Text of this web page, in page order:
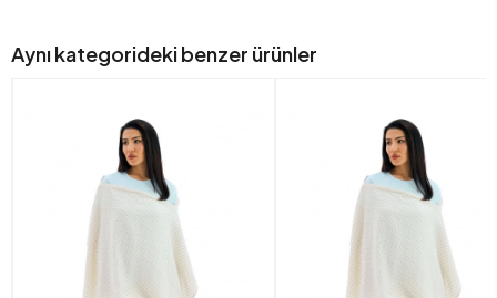
Aynı kategorideki benzer ürünler